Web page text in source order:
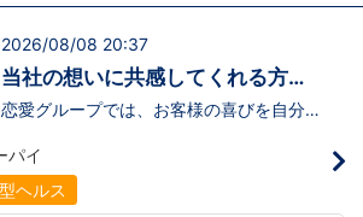
↓ぜひインタビュー動画をご覧ください！
2026/08/08 20:37
当社の想いに共感してくれる方、
大募集‼
恋愛グループでは、お客様の喜びを自分自
います！・接客が好き・お客様が笑顔にな
ると自分も嬉しい・お客様だけでなく、働
く仲間もキャストさんも笑顔になると嬉し
い・喜んで(楽しんで)もらう為にはどうし
パイ
ヘルス